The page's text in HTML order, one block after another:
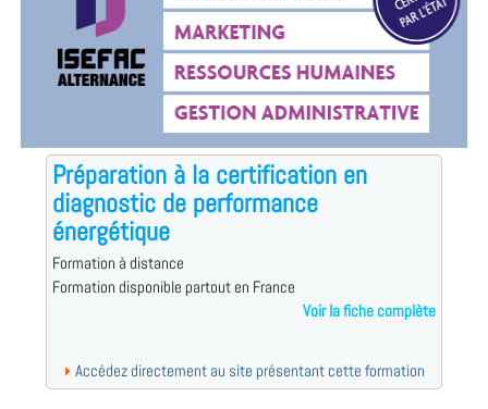
Préparation à la certification en
diagnostic de performance
énergétique
Formation à distance
Formation disponible partout en France
Voir la fiche complète
Accédez directement au site présentant cette formation